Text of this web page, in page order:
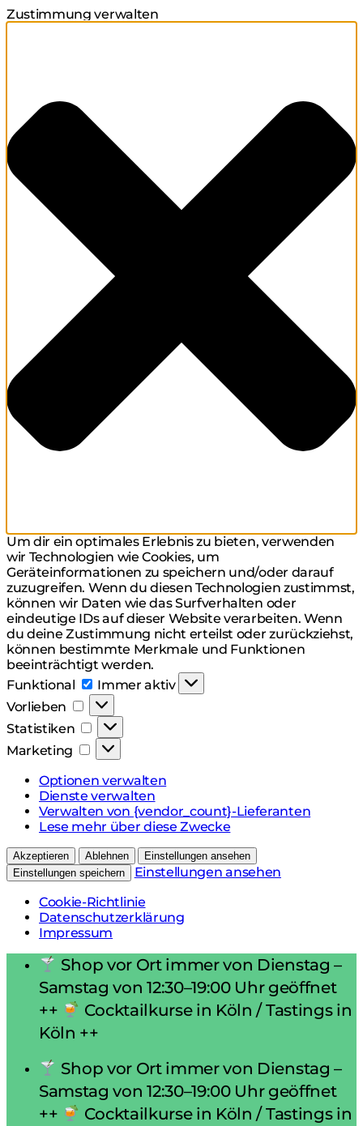
Zustimmung verwalten
Um dir ein optimales Erlebnis zu bieten, verwenden
wir Technologien wie Cookies, um
Geräteinformationen zu speichern und/oder darauf
zuzugreifen. Wenn du diesen Technologien zustimmst,
können wir Daten wie das Surfverhalten oder
eindeutige IDs auf dieser Website verarbeiten. Wenn
du deine Zustimmung nicht erteilst oder zurückziehst,
können bestimmte Merkmale und Funktionen
beeinträchtigt werden.
Funktional
Funktional
Immer aktiv
Vorlieben
Vorlieben
Statistiken
Statistiken
Marketing
Marketing
Optionen verwalten
Dienste verwalten
Verwalten von {vendor_count}-Lieferanten
Lese mehr über diese Zwecke
Akzeptieren Ablehnen
Einstellungen ansehen
Einstellungen speichern
Einstellungen ansehen
Cookie-Richtlinie
Datenschutzerklärung
Impressum
Zum
springen
Shop vor Ort immer von Dienstag –
Samstag von 12:30–19:00 Uhr geöffnet
++
Cocktailkurse in Köln / Tastings in
Köln ++
Shop vor Ort immer von Dienstag –
Samstag von 12:30–19:00 Uhr geöffnet
++
Cocktailkurse in Köln / Tastings in